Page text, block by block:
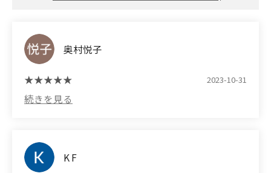
奥村悦子
2023-10-31
K F